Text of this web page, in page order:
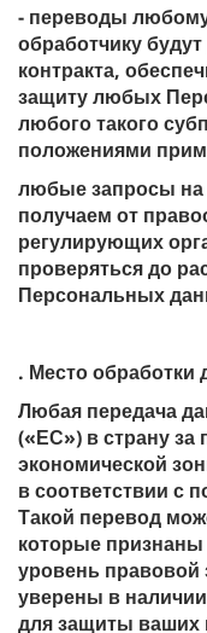
- переводы
обработчику
контракта,
защиту любых
любого такого
положениями
любые запросы
получаем от
регулирующих
проверяться до
Персональных
. Место обработки
Любая передача
(«ЕС») в страну за
экономической
в соответствии с
Такой перевод
которые
уровень
уверены в
для защиты ваших